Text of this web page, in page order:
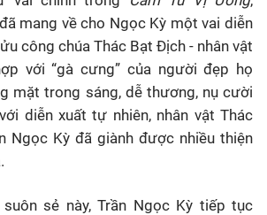
mang về cho Ngọc Kỳ một vai diễn
công chúa Thác Bạt Địch - nhân vật
với “gà cưng” của người đẹp họ
mặt trong sáng, dễ thương, nụ cười
diễn xuất tự nhiên, nhân vật Thác
Ngọc Kỳ đã giành được nhiều thiện
sẻ này, Trần Ngọc Kỳ tiếp tục